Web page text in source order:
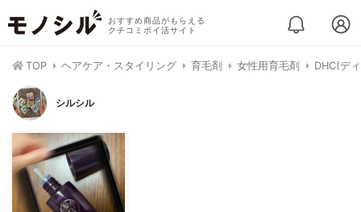
おすすめ商品がもらえる
クチコミポイ活サイト
TOP ヘアケア・スタイリング 育毛剤 女性用育毛剤 DHC(デ
シルシル